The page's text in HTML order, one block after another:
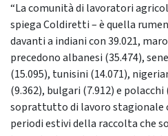
“La comunità di lavoratori
spiega Coldiretti – è quella
davanti a indiani con 39.021,
precedono albanesi (35.474),
(15.095), tunisini (14.071),
(9.362), bulgari (7.912) e
soprattutto di lavoro stagionale
periodi estivi della raccolta che